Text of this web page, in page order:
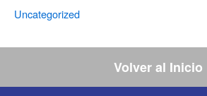
Uncategorized
Volver al Inicio